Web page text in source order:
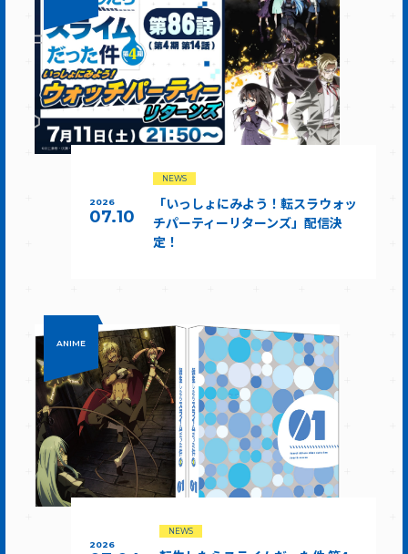
2026
07.10
NEWS
「いっしょにみよう！転スラウォッ
チパーティーリターンズ」配信決
定！
ANIME
2026
NEWS